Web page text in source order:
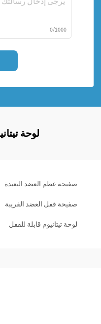
0/1000
لوحة
صفيحة عظم العضد البعيدة
صفيحة قفل العضد القريبة
لوحة تيتانيوم قابلة للقفل